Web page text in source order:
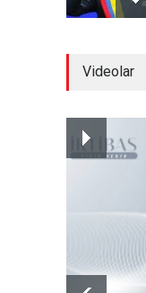
Videolar